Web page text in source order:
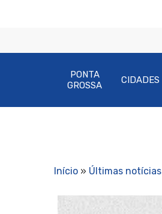
PONTA
GROSSA
CIDADES
Início » Últimas notícias